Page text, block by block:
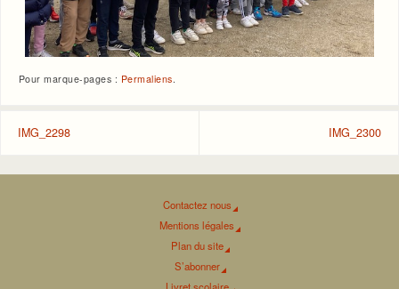
Pour marque-pages : Permaliens
IMG_2298 IMG_2300
Contactez nous
Mentions légales
Plan du site
S’abonner